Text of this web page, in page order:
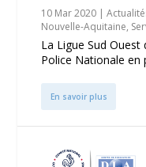
10 Mar 2020 |
Nouvelle-Aquitaine,
La Ligue Sud
Police Nationale en
En savoir plus